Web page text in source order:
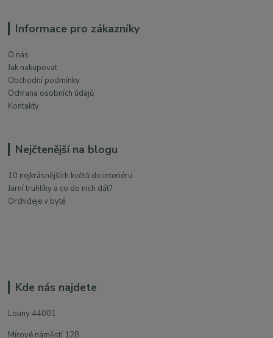
Informace pro zákazníky
O nás
Jak nakupovat
Obchodní podmínky
Ochrana osobních údajů
Kontakty
Nejčtenější na blogu
10 nejkrásnějších květů do interiéru
Jarní truhlíky a co do nich dát?
Orchideje v bytě
Kde nás najdete
Louny 44001
Mírové náměstí 128